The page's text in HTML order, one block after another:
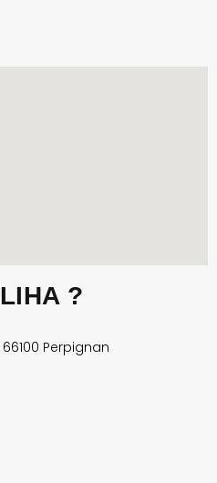
?
66100 Perpignan